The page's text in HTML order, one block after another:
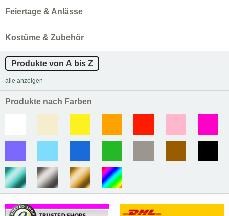
Feiertage & Anlässe
Kostüme & Zubehör
Produkte von A bis Z
alle anzeigen
Produkte nach Farben